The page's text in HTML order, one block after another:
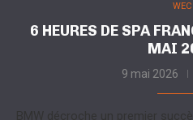
WEC
6 HEURES DE SPA
MAI
9 mai 2026
BMW décroche un premier